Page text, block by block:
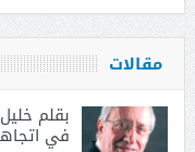
مقالات
بقلم
في